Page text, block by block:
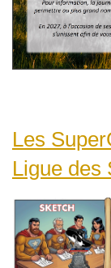
Les
Ligue des